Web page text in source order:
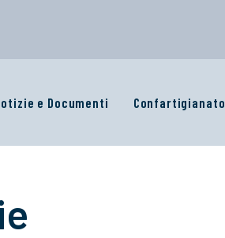
e Documenti Confartigianato